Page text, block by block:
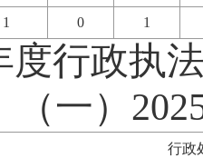
1 0 1
度行政执
（一）
行政